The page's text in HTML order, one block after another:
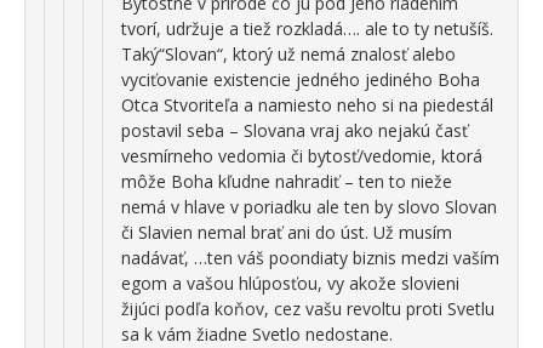
tvorí, udržuje a tiež rozkladá…. ale to ty netušíš.
Taký“Slovan“, ktorý už nemá znalosť alebo
vyciťovanie existencie jedného jediného Boha
Otca Stvoriteľa a namiesto neho si na piedestál
postavil seba – Slovana vraj ako nejakú časť
vesmírneho vedomia či bytosť/vedomie, ktorá
môže Boha kľudne nahradiť – ten to nieže
nemá v hlave v poriadku ale ten by slovo Slovan
či Slavien nemal brať ani do úst. Už musím
nadávať, …ten váš poondiaty biznis medzi vaším
egom a vašou hlúposťou, vy akože slovieni
žijúci podľa koňov, cez vašu revoltu proti Svetlu
sa k vám žiadne Svetlo nedostane.